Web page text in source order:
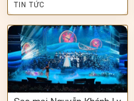
TIN TỨC